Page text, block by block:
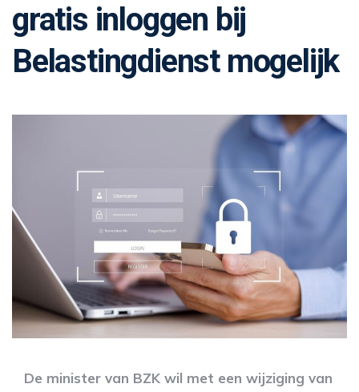
gratis inloggen bij
Belastingdienst mogelijk
De minister van BZK wil met een wijziging van